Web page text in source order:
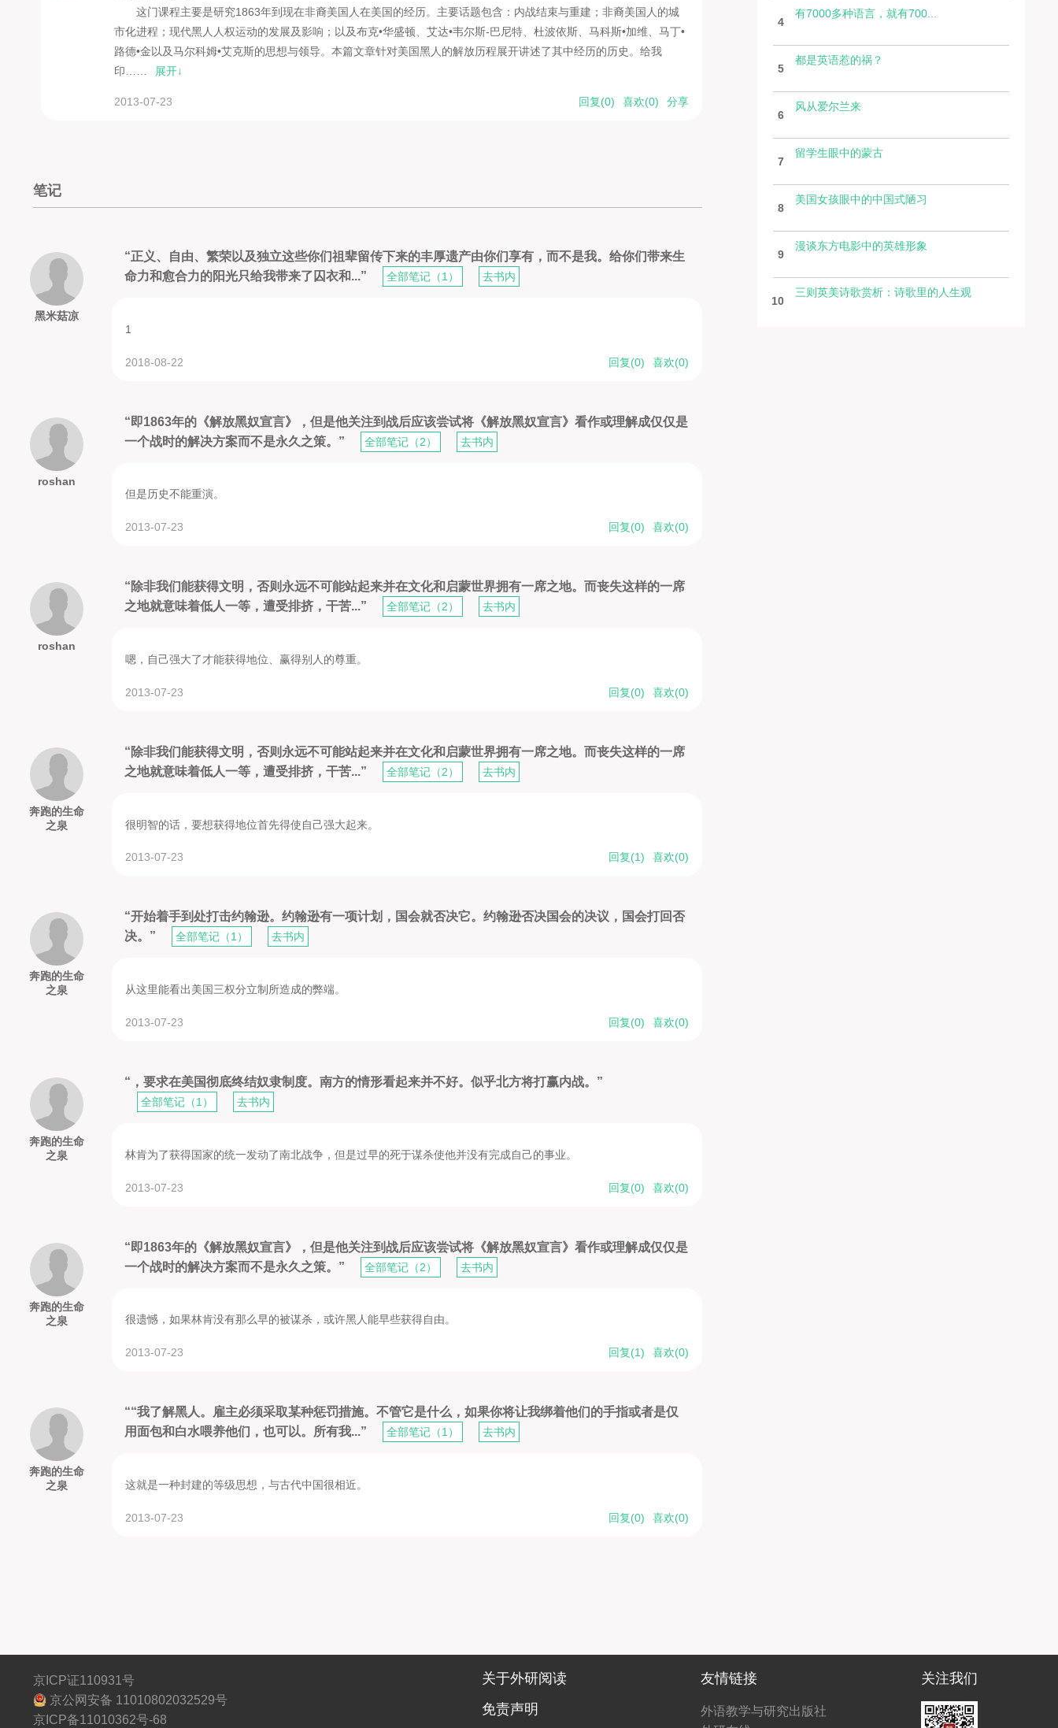
第十六讲 从投票权到沃兹
第十七讲 从投票权到沃兹（续）
第十八讲 黑人权力
第十九讲 黑人权力（续）
第二十讲 有关性别与文化的政治活动
第二十四讲 谁替种族讲话？
第二十五讲 谁替种族讲话？（续）
Lecture 1 Dawn of Freedom
Lecture 2 Dawn of Freedom (continued)
Lecture 3 Reconstruction
Lecture 4 Reconstruction (continued)
Lecture 5 Uplift, Accommodation, and Assimilation
Lecture 6 Uplift, Accommodation, and Assimilation (continued)
Lecture 9 The New Negroes
Lecture 10 The New Negroes (continued)
Lecture 11 Depression and Double V
Lecture 12 Depression and Double V (continued)
Lecture 14 From Sit-Ins to Civil Rights
Lecture 16 From Voting Rights to Watts
Lecture 17 From Voting Rights to Watts (continued)
Lecture 18 Black Power
Lecture 19 Black Power (continued)
Lecture 20 The Politics of Gender and Culture
Lecture 21 The Politics of Gender and Culture (continued)
Lecture 24 Who Speaks for the Race?
Lecture 25 Who Speaks for the Race? (continued)
这门课程主要是研究1863年到现在非裔美国人在美国的经历。主要话题包含：内战结束与重建；非裔美国人的城
市化进程；现代黑人人权运动的发展及影响；以及布克•华盛顿、艾达•韦尔斯-巴尼特、杜波依斯、马科斯•加维、马丁•
路德•金以及马尔科姆•艾克斯的思想与领导。本篇文章针对美国黑人的解放历程展开讲述了其中经历的历史。给我
印……
展开↓
2013-07-23 分享
喜欢(0)
回复(0)
笔记
黑米菇凉
“正义、自由、繁荣以及独立这些你们祖辈留传下来的丰厚遗产由你们享有，而不是我。给你们带来生
命力和愈合力的阳光只给我带来了囚衣和...”
全部笔记（1） 去书内
1
2018-08-22 喜欢(0)
回复(0)
roshan
“即1863年的《解放黑奴宣言》，但是他关注到战后应该尝试将《解放黑奴宣言》看作或理解成仅仅是
一个战时的解决方案而不是永久之策。”
全部笔记（2） 去书内
但是历史不能重演。
2013-07-23 喜欢(0)
回复(0)
roshan
“除非我们能获得文明，否则永远不可能站起来并在文化和启蒙世界拥有一席之地。而丧失这样的一席
之地就意味着低人一等，遭受排挤，干苦...”
全部笔记（2） 去书内
嗯，自己强大了才能获得地位、赢得别人的尊重。
2013-07-23 喜欢(0)
回复(0)
奔跑的生命
之泉
“除非我们能获得文明，否则永远不可能站起来并在文化和启蒙世界拥有一席之地。而丧失这样的一席
之地就意味着低人一等，遭受排挤，干苦...”
全部笔记（2） 去书内
很明智的话，要想获得地位首先得使自己强大起来。
2013-07-23 喜欢(0)
回复(1)
奔跑的生命
之泉
“开始着手到处打击约翰逊。约翰逊有一项计划，国会就否决它。约翰逊否决国会的决议，国会打回否
决。”
全部笔记（1） 去书内
从这里能看出美国三权分立制所造成的弊端。
2013-07-23 喜欢(0)
回复(0)
奔跑的生命
之泉
“，要求在美国彻底终结奴隶制度。南方的情形看起来并不好。似乎北方将打赢内战。”
全部笔记（1） 去书内
林肯为了获得国家的统一发动了南北战争，但是过早的死于谋杀使他并没有完成自己的事业。
2013-07-23 喜欢(0)
回复(0)
奔跑的生命
之泉
“即1863年的《解放黑奴宣言》，但是他关注到战后应该尝试将《解放黑奴宣言》看作或理解成仅仅是
一个战时的解决方案而不是永久之策。”
全部笔记（2） 去书内
很遗憾，如果林肯没有那么早的被谋杀，或许黑人能早些获得自由。
2013-07-23 喜欢(0)
回复(1)
奔跑的生命
之泉
““我了解黑人。雇主必须采取某种惩罚措施。不管它是什么，如果你将让我绑着他们的手指或者是仅
用面包和白水喂养他们，也可以。所有我...”
全部笔记（1） 去书内
这就是一种封建的等级思想，与古代中国很相近。
2013-07-23 喜欢(0)
回复(0)
4
有7000多种语言，就有700...
5
都是英语惹的祸？
6
风从爱尔兰来
7
留学生眼中的蒙古
8
美国女孩眼中的中国式陋习
9
漫谈东方电影中的英雄形象
10
三则英美诗歌赏析：诗歌里的人生观
京ICP证110931号
京公网安备 11010802032529号
京ICP备11010362号-68
关于外研阅读
免责声明
友情链接
外语教学与研究出版社
关注我们